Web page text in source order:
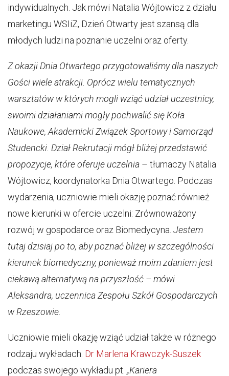
indywidualnych. Jak mówi Natalia Wójtowicz z działu
marketingu WSIiZ, Dzień Otwarty jest szansą dla
młodych ludzi na poznanie uczelni oraz oferty.
Z okazji Dnia Otwartego przygotowaliśmy dla naszych
Gości wiele atrakcji. Oprócz wielu tematycznych
warsztatów w których mogli wziąć udział uczestnicy,
swoimi działaniami mogły pochwalić się Koła
Naukowe, Akademicki Związek Sportowy i Samorząd
Studencki. Dział Rekrutacji mógł bliżej przedstawić
propozycje, które oferuje uczelnia – tłumaczy Natalia
Wójtowicz, koordynatorka Dnia Otwartego. Podczas
wydarzenia, uczniowie mieli okazję poznać również
nowe kierunki w ofercie uczelni: Zrównoważony
rozwój w gospodarce oraz Biomedycyna. Jestem
tutaj dzisiaj po to, aby poznać bliżej w szczególności
kierunek biomedyczny, ponieważ moim zdaniem jest
ciekawą alternatywą na przyszłość – mówi
Aleksandra, uczennica Zespołu Szkół Gospodarczych
w Rzeszowie.
Uczniowie mieli okazję wziąć udział także w różnego
rodzaju wykładach. Dr Marlena Krawczyk-Suszek
podczas swojego wykładu pt. „Kariera